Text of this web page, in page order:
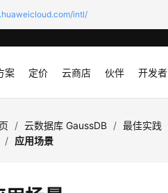
intl/
案 定价 云商店 伙伴 开发者
/ 云数据库 GaussDB / 最佳实践
/ 应用场景